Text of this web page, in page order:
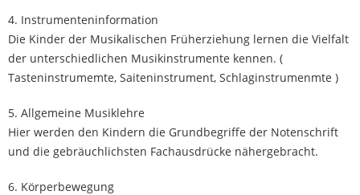
4. Instrumenteninformation
Die Kinder der Musikalischen Früherziehung lernen die Vielfalt
der unterschiedlichen Musikinstrumente kennen. (
Tasteninstrumemte, Saiteninstrument, Schlaginstrumenmte )
5. Allgemeine Musiklehre
Hier werden den Kindern die Grundbegriffe der Notenschrift
und die gebräuchlichsten Fachausdrücke nähergebracht.
6. Körperbewegung